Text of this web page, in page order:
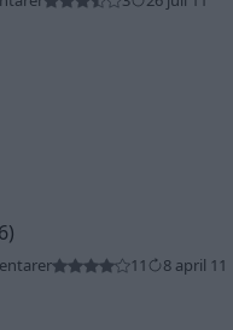
11 8 april 11